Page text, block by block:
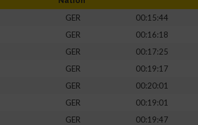
GER 00:15:44
GER
00:16:18
GER
00:17:25
GER
00:19:17
GER
00:20:01
GER 00:19:01
GER
00:19:47